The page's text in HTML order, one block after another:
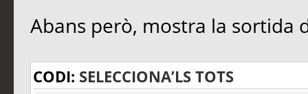
Abans però, mostra la sortida
CODI: SELECCIONA’LS TOTS